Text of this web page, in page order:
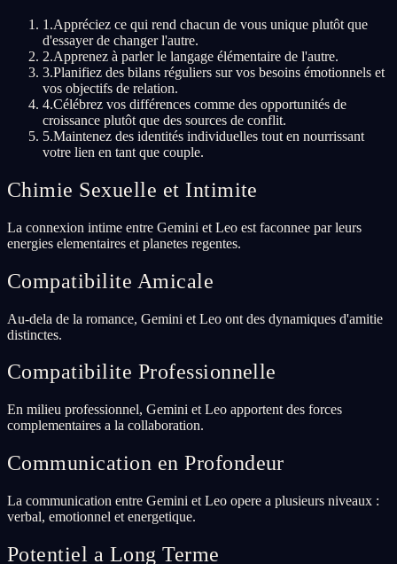
1 .Appréciez ce qui rend chacun de vous unique plutôt que
d'essayer de changer l'autre.
2.Apprenez à parler le langage élémentaire de l'autre.
3.Planifiez des bilans réguliers sur vos besoins émotionnels et
vos objectifs de relation.
4.Célébrez vos différences comme des opportunités de
croissance plutôt que des sources de conflit.
5.Maintenez des identités individuelles tout en nourrissant
votre lien en tant que couple.
Chimie Sexuelle et Intimite
La connexion intime entre Gemini et Leo est faconnee par leurs
energies elementaires et planetes regentes.
Compatibilite Amicale
Au-dela de la romance, Gemini et Leo ont des dynamiques d'amitie
distinctes.
Compatibilite Professionnelle
En milieu professionnel, Gemini et Leo apportent des forces
complementaires a la collaboration.
Communication en Profondeur
La communication entre Gemini et Leo opere a plusieurs niveaux :
verbal, emotionnel et energetique.
Potentiel a Long Terme